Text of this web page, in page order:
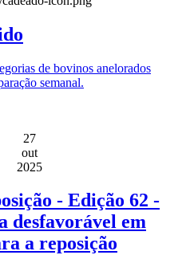
de bovinos anelorados
semanal.
27
out
2025
- Edição 62 -
desfavorável em
a reposição